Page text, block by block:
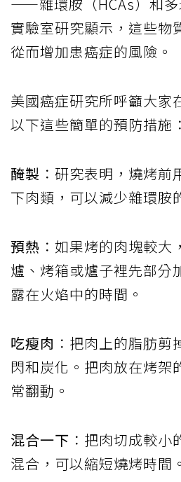
實驗室研究顯示，這些物
從而增加患癌症的風險。
美國癌症研究所呼籲大家
以下這些簡單的預防措施：
醃製 ：研究表明，燒烤
下肉類，可以減少雜環胺
預熱 ：如果烤的肉塊較大
爐、烤箱或爐子裡先部分
露在火焰中的時間。
吃瘦肉 ：把肉上的脂肪
閃和炭化。把肉放在烤架
常翻動。
混合一下 ：把肉切成較小
混合，可以縮短燒烤時間。